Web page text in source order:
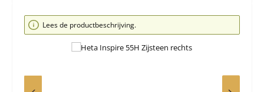
Afbeeldingengalerij overslaan
Lees de productbeschrijving.